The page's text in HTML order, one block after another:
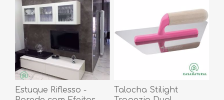
Estuque Riflesso -
Talocha Stilight